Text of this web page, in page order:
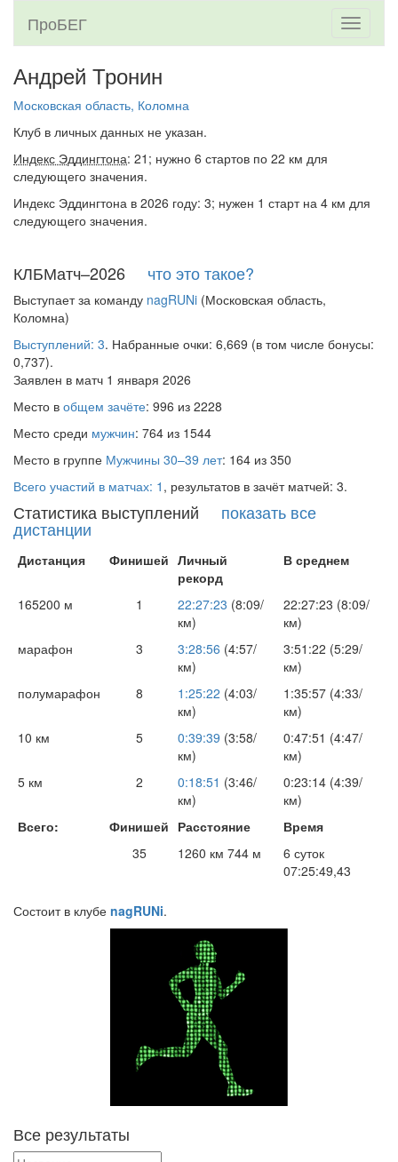
Toggle
ПроБЕГ
Андрей Тронин
Московская область, Коломна
Клуб в личных данных не указан.
Индекс Эддингтона: 21; нужно 6 стартов по 22 км для
следующего значения.
Индекс Эддингтона в 2026 году: 3; нужен 1 старт на 4 км для
следующего значения.
КЛБМатч–2026 что это такое?
Выступает за команду nagRUNi (Московская область,
Коломна)
Выступлений: 3. Набранные очки: 6,669 (в том числе бонусы:
0,737).
Заявлен в матч 1 января 2026
Место в общем зачёте: 996 из 2228
Место среди мужчин: 764 из 1544
Место в группе Мужчины 30–39 лет: 164 из 350
Всего участий в матчах: 1 , результатов в зачёт матчей: 3.
Статистика выступлений показать все
дистанции
Дистанция Финишей Личный
рекорд
В среднем
165200 м 1 22:27:23 (8:09/
км)
22:27:23 (8:09/
км)
марафон
3 3:28:56 (4:57/
км)
3:51:22 (5:29/
км)
полумарафон
8 1:25:22 (4:03/
км)
1:35:57 (4:33/
км)
10 км
5 0:39:39 (3:58/
км)
0:47:51 (4:47/
км)
5 км
2 0:18:51 (3:46/
км)
0:23:14 (4:39/
км)
Всего:
Финишей Расстояние
Время
35
1260 км 744 м
6 суток
07:25:49,43
Состоит в клубе nagRUNi.
Все результаты